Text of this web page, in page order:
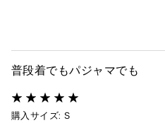
普段着でもパジャマでも
購入サイズ: S